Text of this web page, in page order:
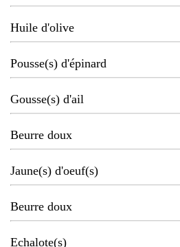
Huile d'olive
Pousse(s) d'épinard
Gousse(s) d'ail
Beurre doux
Jaune(s) d'oeuf(s)
Beurre doux
Echalote(s)